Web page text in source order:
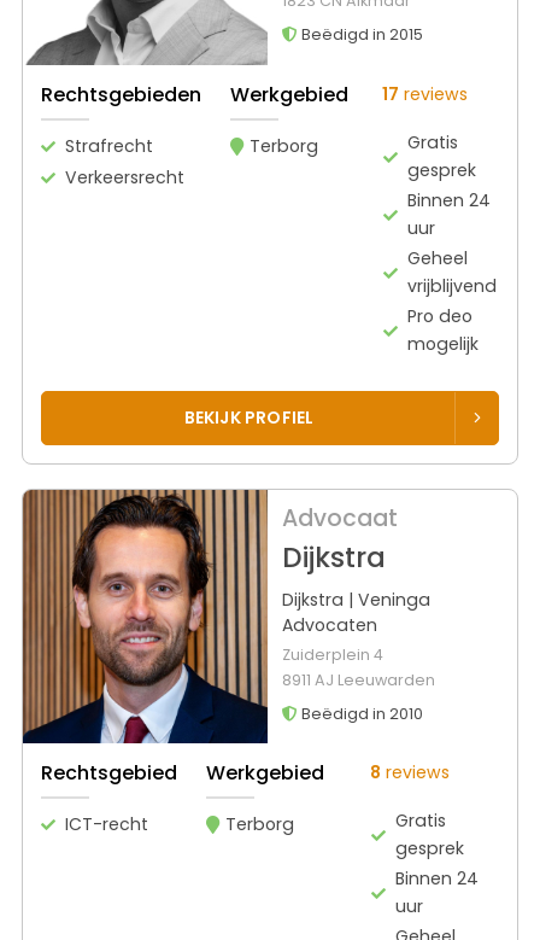
Beëdigd in 2015
Rechtsgebieden
Strafrecht
Verkeersrecht
Werkgebied
Terborg
17 reviews
Gratis
gesprek
Binnen 24
uur
Geheel
vrijblijvend
Pro deo
mogelijk
BEKIJK PROFIEL
Advocaat
Dijkstra
Dijkstra | Veninga
Advocaten
Zuiderplein 4
8911 AJ Leeuwarden
Beëdigd in 2010
Rechtsgebied
ICT-recht
Werkgebied
Terborg
8 reviews
Gratis
gesprek
Binnen 24
uur